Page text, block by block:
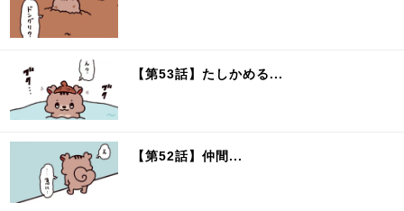
【第53話】たしかめる...
【第52話】仲間...